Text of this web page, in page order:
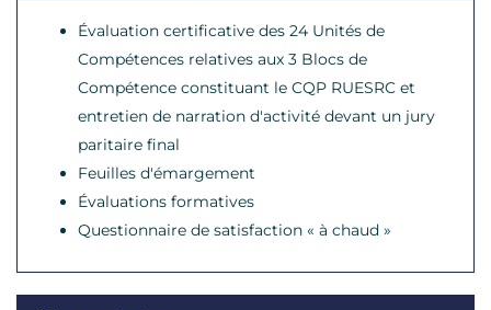
Évaluation certificative des 24 Unités de
Compétences relatives aux 3 Blocs de
Compétence constituant le CQP RUESRC et
entretien de narration d'activité devant un jury
paritaire final
Feuilles d'émargement
Évaluations formatives
Questionnaire de satisfaction « à chaud »